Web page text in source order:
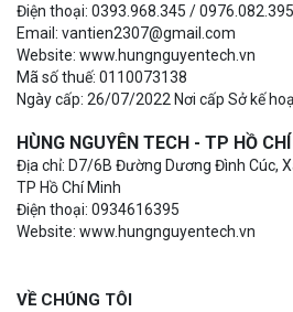
Điện thoại: 0393.968.345 / 0976.082.395
Email: vantien2307@gmail.com
Website: www.hungnguyentech.vn
Mã số thuế: 0110073138
Ngày cấp: 26/07/2022 Nơi cấp Sở kế
HÙNG NGUYÊN TECH - TP HỒ
Địa chỉ: D7/6B Đường Dương Đình Cúc,
TP Hồ Chí Minh
Điện thoại: 0934616395
Website: www.hungnguyentech.vn
VỀ CHÚNG TÔI